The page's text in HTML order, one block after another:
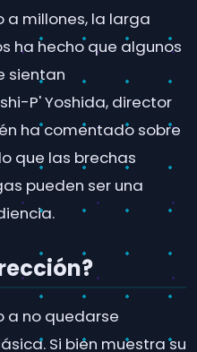
a millones, la larga
ha hecho que algunos
sientan
P' Yoshida, director
ha comentado sobre
que las brechas
pueden ser una
a no quedarse
Si bien muestra su